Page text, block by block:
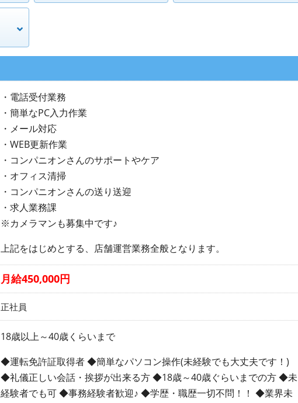
・電話受付業務
・簡単なPC入力作業
・メール対応
・WEB更新作業
・コンパニオンさんのサポートやケア
・オフィス清掃
・コンパニオンさんの送り送迎
・求人業務課
※カメラマンも募集中です♪
上記をはじめとする、店舗運営業務全般となります。
月給450,000円
正社員
18歳以上～40歳くらいまで
◆運転免許証取得者 ◆簡単なパソコン操作(未経験でも大丈夫です！)
◆礼儀正しい会話・挨拶が出来る方 ◆18歳～40歳ぐらいまでの方 ◆未
経験者でも可 ◆事務経験者歓迎♪ ◆学歴・職歴一切不問！！ ◆業界未